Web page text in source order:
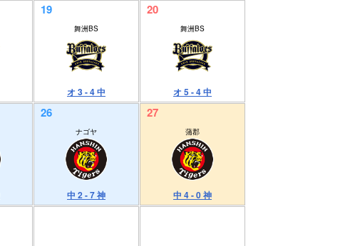
19
舞洲BS
オ 3 - 4 中
20
舞洲BS
オ 5 - 4 中
26
ナゴヤ
中 2 - 7 神
27
蒲郡
中 4 - 0 神